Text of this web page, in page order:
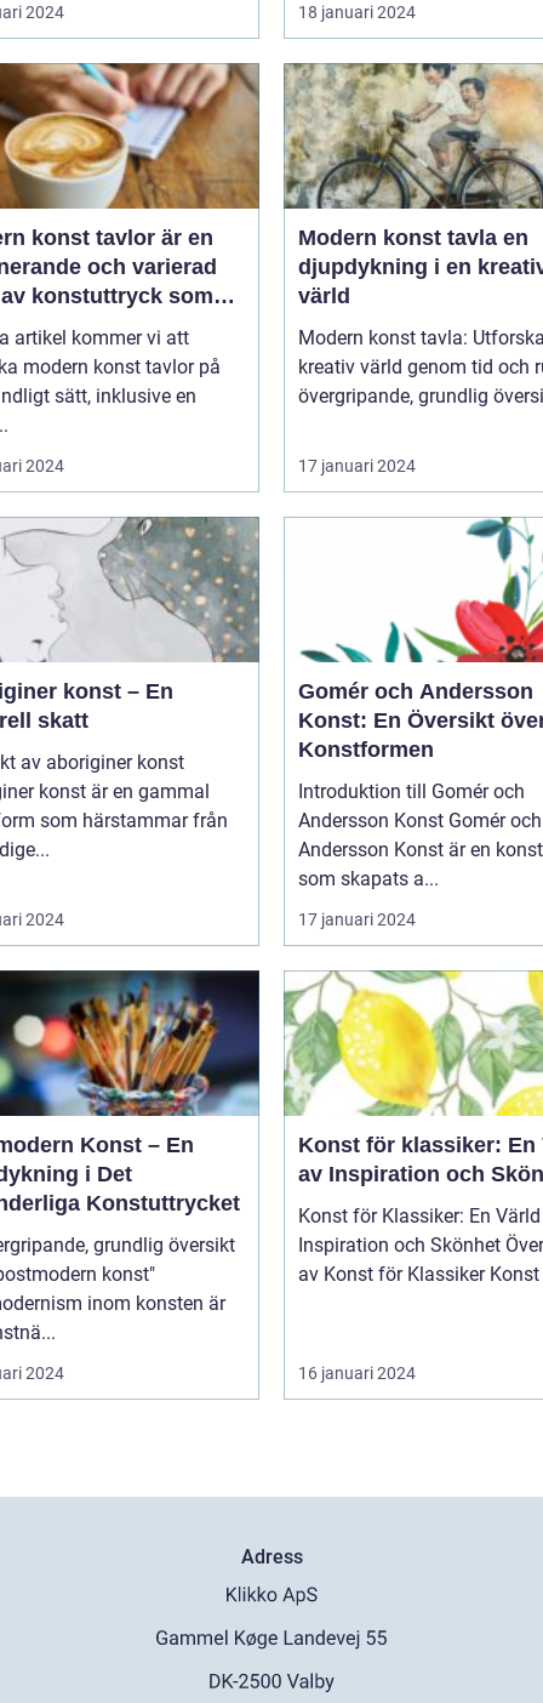
2024 18 januari 2024
konst tavlor är en
och varierad
konstuttryck som
till sig både
och konstälskare
världen
artikel kommer vi att
modern konst tavlor på
sätt, inklusive en
2024
Modern konst tavla en
djupdykning i en
värld
Modern konst tavla:
kreativ värld genom tid och
övergripande, grundlig
17 januari 2024
konst – En
skatt
av aboriginer konst
konst är en gammal
som härstammar från
2024
Gomér och Andersson
Konst: En Översikt
Konstformen
Introduktion till Gomér och
Andersson Konst Gomér och
Andersson Konst är en
som skapats a...
17 januari 2024
Konst – En
i Det
Konstuttrycket
grundlig översikt
konst"
inom konsten är
2024
Konst för klassiker: En
av Inspiration och
Konst för Klassiker: En
Inspiration och Skönhet Översikt
av Konst för
16 januari 2024
Adress